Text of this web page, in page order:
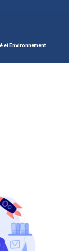
et Environnement